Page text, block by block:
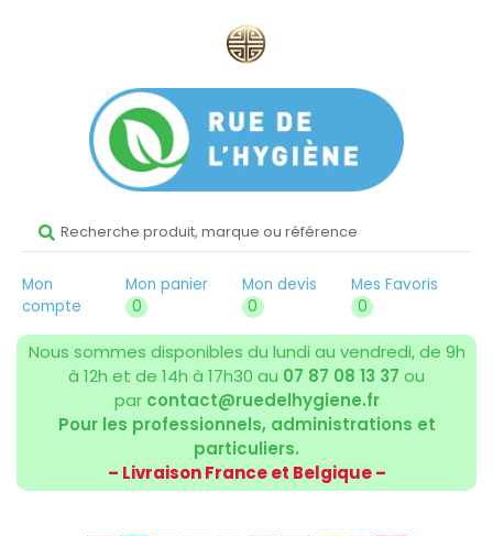
Mon
compte
Mon panier
0
Mon devis
0
Mes Favoris
0
Nous sommes disponibles du lundi au vendredi, de 9h
à 12h et de 14h à 17h30 au 07 87 08 13 37 ou
par contact@ruedelhygiene.fr
Pour les professionnels, administrations et
particuliers.
– Livraison France et Belgique –